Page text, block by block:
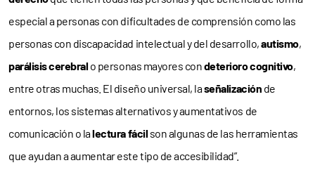
especial a personas con dificultades de comprensión como las
personas con discapacidad intelectual y del desarrollo,autismo,
parálisis cerebralo personas mayores condeterioro cognitivo,
entre otras muchas. El diseño universal, laseñalización de
entornos, los sistemas alternativos y aumentativos de
comunicación o lalectura fácilson algunas de las herramientas
que ayudan a aumentar este tipo de accesibilidad”.